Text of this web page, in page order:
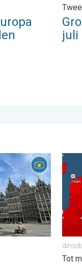
juli
Weer&Radar
Tot